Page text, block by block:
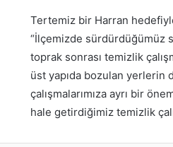
Tertemiz bir Harran
“İlçemizde sürdürdüğümüz
toprak sonrası temizlik
üst yapıda bozulan yerlerin
çalışmalarımıza ayrı bir
hale getirdiğimiz temizlik